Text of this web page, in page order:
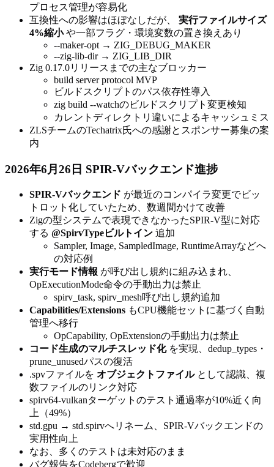
プロセス管理が容易化
互換性への影響はほぼなしだが、 実行ファイルサイズ
4%縮小や一部フラグ・環境変数の置き換えあり
--maker-opt → ZIG_DEBUG_MAKER
--zig-lib-dir → ZIG_LIB_DIR
Zig 0.17.0リリースまでの主なブロッカー
build server protocol MVP
ビルドスクリプトのパス依存性導入
zig build --watchのビルドスクリプト変更検知
カレントディレクトリ違いによるキャッシュミス
ZLSチームのTechatrix氏への感謝とスポンサー募集の案
内
2026年6月26日 SPIR-Vバックエンド進捗
SPIR-Vバックエンド が最近のコンパイラ変更でビッ
トロット化していたため、数週間かけて改善
Zigの型システムで表現できなかったSPIR-V型に対応
する @SpirvTypeビルトイン 追加
Sampler, Image, SampledImage, RuntimeArrayなどへ
の対応例
実行モード情報 が呼び出し規約に組み込まれ、
OpExecutionMode命令の手動出力は禁止
spirv_task, spirv_mesh呼び出し規約追加
Capabilities/Extensions もCPU機能セットに基づく自動
管理へ移行
OpCapability, OpExtensionの手動出力は禁止
コード生成のマルチスレッド化を実現、dedup_types・
prune_unusedパスの復活
.spvファイルを オブジェクトファイルとして認識、複
数ファイルのリンク対応
spirv64-vulkanターゲットのテスト通過率が10%近く向
上（49%）
std.gpu → std.spirvへリネーム、SPIR-Vバックエンドの
実用性向上
なお、多くのテストは未対応のまま
バグ報告をCodebergで歓迎